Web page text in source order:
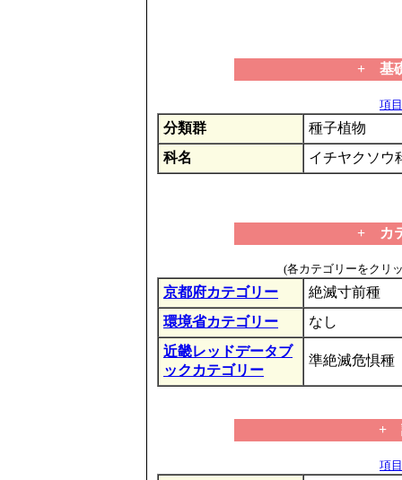
+ 基
項
分類群
種子植物
科名
イチヤクソウ
+ カ
(各カテゴリーをクリ
京都府カテゴリー
絶滅寸前種
環境省カテゴリー
なし
近畿レッドデータブ
ックカテゴリー
準絶滅危惧種
+
項